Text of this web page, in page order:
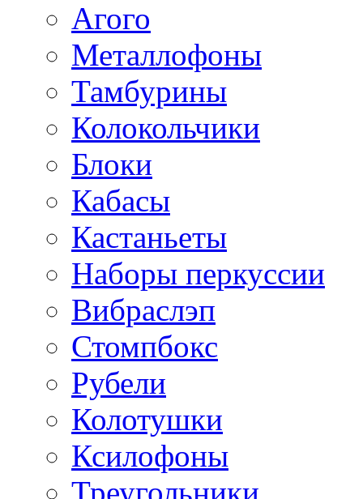
Агого
Металлофоны
Тамбурины
Колокольчики
Блоки
Кабасы
Кастаньеты
Наборы перкуссии
Вибраслэп
Стомпбокс
Рубели
Колотушки
Ксилофоны